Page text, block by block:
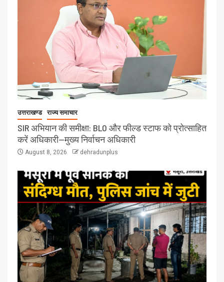
उत्तराखण्ड राज्य समाचार
SIR अभियान की समीक्षा: BLO और फील्ड स्टाफ को प्रोत्साहित
करें अधिकारी—मुख्य निर्वाचन अधिकारी
August 8, 2026 dehradunplus